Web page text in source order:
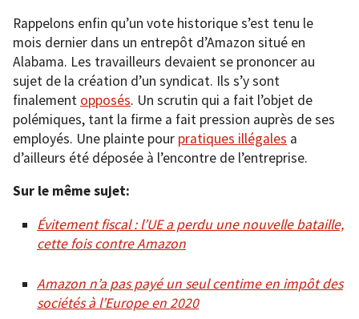
Rappelons enfin qu’un vote historique s’est tenu le
mois dernier dans un entrepôt d’Amazon situé en
Alabama. Les travailleurs devaient se prononcer au
sujet de la création d’un syndicat. Ils s’y sont
finalement opposés. Un scrutin qui a fait l’objet de
polémiques, tant la firme a fait pression auprès de ses
employés. Une plainte pour pratiques illégales a
d’ailleurs été déposée à l’encontre de l’entreprise.
Sur le même sujet:
Évitement fiscal : l’UE a perdu une nouvelle bataille,
cette fois contre Amazon
Amazon n’a pas payé un seul centime en impôt des
sociétés à l’Europe en 2020